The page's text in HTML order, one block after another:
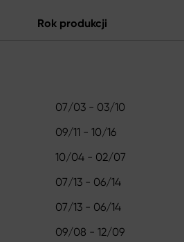
Rok produkcji
07/03 - 03/10
09/11 - 10/16
10/04 - 02/07
07/13 - 06/14
07/13 - 06/14
09/08 - 12/09